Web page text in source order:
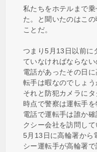
私たちをホテルまで
た。と聞いたのはこ
ことだ。
つまり5月13日以前に
ていなければならない
電話があったその日
転手は暇なのでしょう
それと防犯カメラに
時点で警察は運転手
電話で運転手は誰か
クシー会社を訪問して
5月13日に高輪署から
シー運転手が高輪署